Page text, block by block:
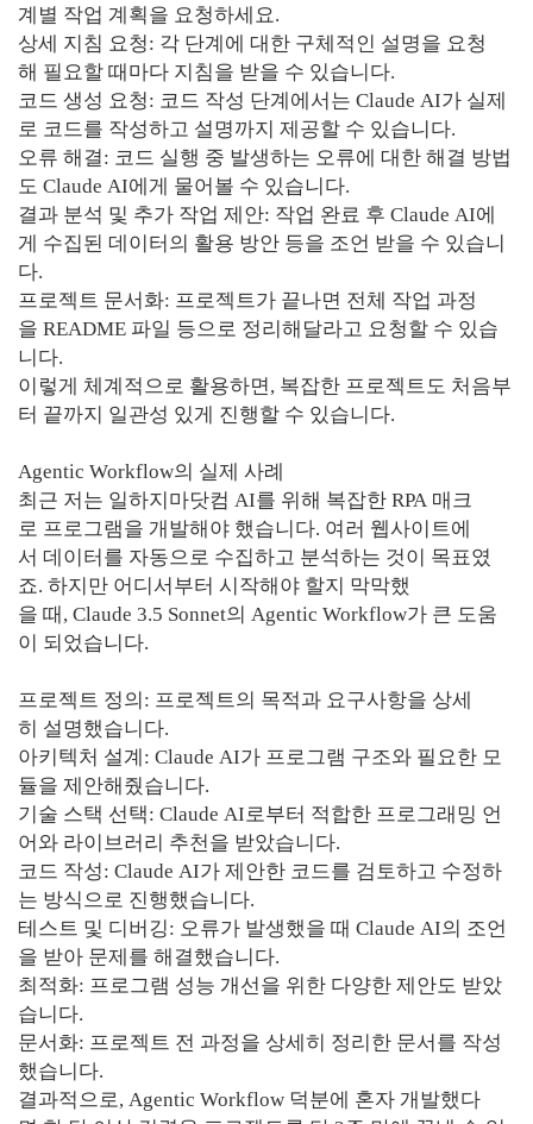
계별 작업 계획을 요청하세요.
상세 지침 요청: 각 단계에 대한 구체적인 설명을 요청
해 필요할 때마다 지침을 받을 수 있습니다.
코드 생성 요청: 코드 작성 단계에서는 Claude AI가 실제
로 코드를 작성하고 설명까지 제공할 수 있습니다.
오류 해결: 코드 실행 중 발생하는 오류에 대한 해결 방법
도 Claude AI에게 물어볼 수 있습니다.
결과 분석 및 추가 작업 제안: 작업 완료 후 Claude AI에
게 수집된 데이터의 활용 방안 등을 조언 받을 수 있습니
다.
프로젝트 문서화: 프로젝트가 끝나면 전체 작업 과정
을 README 파일 등으로 정리해달라고 요청할 수 있습
니다.
이렇게 체계적으로 활용하면, 복잡한 프로젝트도 처음부
터 끝까지 일관성 있게 진행할 수 있습니다.
Agentic Workflow의 실제 사례
최근 저는 일하지마닷컴 AI를 위해 복잡한 RPA 매크
로 프로그램을 개발해야 했습니다. 여러 웹사이트에
서 데이터를 자동으로 수집하고 분석하는 것이 목표였
죠. 하지만 어디서부터 시작해야 할지 막막했
을 때, Claude 3.5 Sonnet의 Agentic Workflow가 큰 도움
이 되었습니다.
프로젝트 정의: 프로젝트의 목적과 요구사항을 상세
히 설명했습니다.
아키텍처 설계: Claude AI가 프로그램 구조와 필요한 모
듈을 제안해줬습니다.
기술 스택 선택: Claude AI로부터 적합한 프로그래밍 언
어와 라이브러리 추천을 받았습니다.
코드 작성: Claude AI가 제안한 코드를 검토하고 수정하
는 방식으로 진행했습니다.
테스트 및 디버깅: 오류가 발생했을 때 Claude AI의 조언
을 받아 문제를 해결했습니다.
최적화: 프로그램 성능 개선을 위한 다양한 제안도 받았
습니다.
문서화: 프로젝트 전 과정을 상세히 정리한 문서를 작성
했습니다.
결과적으로, Agentic Workflow 덕분에 혼자 개발했다